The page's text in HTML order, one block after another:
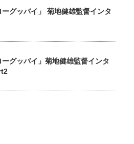
ーグッバイ」 菊地健雄監督インタ
ーグッバイ」菊地健雄監督インタ